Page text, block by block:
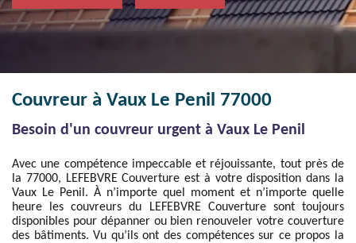
Couvreur à Vaux Le Penil 77000
Besoin d'un couvreur urgent à Vaux Le Penil
Avec une compétence impeccable et réjouissante, tout près de
la 77000, LEFEBVRE Couverture est à votre disposition dans la
Vaux Le Penil. À n’importe quel moment et n’importe quelle
heure les couvreurs du LEFEBVRE Couverture sont toujours
disponibles pour dépanner ou bien renouveler votre couverture
des bâtiments. Vu qu’ils ont des compétences sur ce propos la